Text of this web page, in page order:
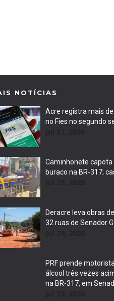
NOTÍCIAS
Acre registra mais
no Fies no segundo
Caminhonete capota
buraco na BR-317;
Deracre leva obras
32 ruas de Senador
PRF prende
álcool três vezes
na BR-317, em